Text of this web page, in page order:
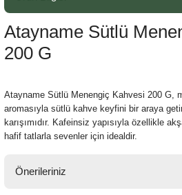
Atayname Sütlü
200 G
Atayname Sütlü Menengiç Kahvesi 200 G,
aromasıyla sütlü kahve keyfini bir araya
karışımıdır. Kafeinsiz yapısıyla özellikle
hafif tatlarla sevenler için idealdir.
Önerileriniz